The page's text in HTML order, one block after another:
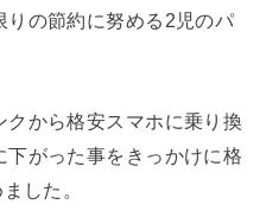
りの節約に努める2児のパ
から格安スマホに乗り換
下がった事をきっかけに格
した。